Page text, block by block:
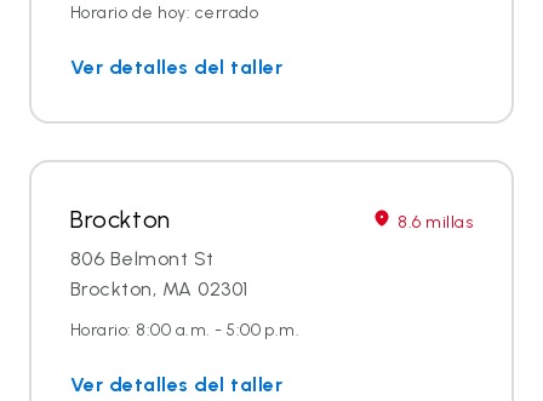
Horario de hoy: cerrado
Ver detalles del taller
Brockton 8.6 millas
806 Belmont St
Brockton, MA 02301
Horario: 8:00 a.m. - 5:00 p.m.
Ver detalles del taller